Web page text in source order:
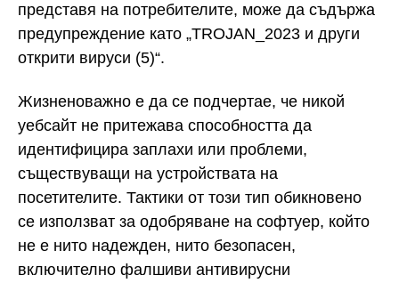
представя на потребителите, може да съдържа
предупреждение като „TROJAN_2023 и други
открити вируси (5)“.
Жизненоважно е да се подчертае, че никой
уебсайт не притежава способността да
идентифицира заплахи или проблеми,
съществуващи на устройствата на
посетителите. Тактики от този тип обикновено
се използват за одобряване на софтуер, който
не е нито надежден, нито безопасен,
включително фалшиви антивирусни